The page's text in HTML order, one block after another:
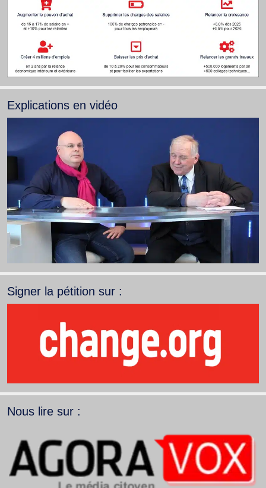
Explications en vidéo
Signer la pétition sur :
Nous lire sur :